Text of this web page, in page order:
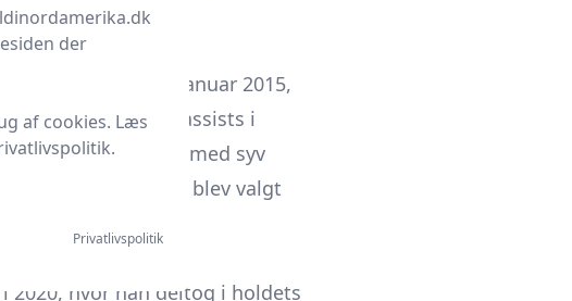
i slutningen af januar 2015,
at levere mål og assists i
topscorer med syv
på otte mål samt blev valgt
to mål.
2020, hvor han deltog i holdets
der
af cookies. Læs
Privatlivspolitik